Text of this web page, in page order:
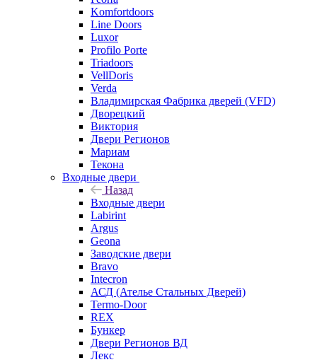
Komfortdoors
Line Doors
Luxor
Profilo Porte
Triadoors
VellDoris
Verda
Владимирская Фабрика дверей (VFD)
Дворецкий
Виктория
Двери Регионов
Мариам
Текона
Входные двери
Назад
Входные двери
Labirint
Argus
Geona
Заводские двери
Bravo
Intecron
АСД (Ателье Стальных Дверей)
Termo-Door
REX
Бункер
Двери Регионов ВД
Лекс